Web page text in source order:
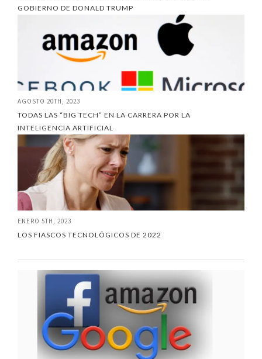
GOBIERNO DE DONALD TRUMP
AGOSTO 20TH, 2023
TODAS LAS “BIG TECH” EN LA CARRERA POR LA
INTELIGENCIA ARTIFICIAL
ENERO 5TH, 2023
LOS FIASCOS TECNOLÓGICOS DE 2022